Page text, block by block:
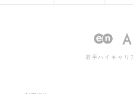
若手ハイキャリ